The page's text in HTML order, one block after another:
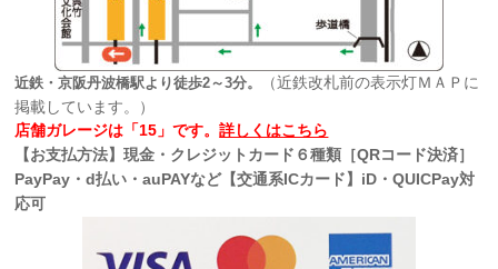
近鉄・京阪丹波橋駅より徒歩2～3分。
（近鉄改札前の表示灯ＭＡＰに
掲載しています。）
店舗ガレージは「15」です。詳しくはこちら
【お支払方法】現金・クレジットカード６種類［QRコード決済］
PayPay・d払い・auPAYなど【交通系ICカード】iD・QUICPay対
応可